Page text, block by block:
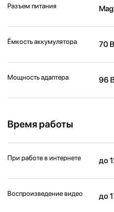
Разъем питания
Ёмкость аккумулятора 70
Мощность адаптера 96
Время работы
При работе в интернете до
Воспроизведение видео до